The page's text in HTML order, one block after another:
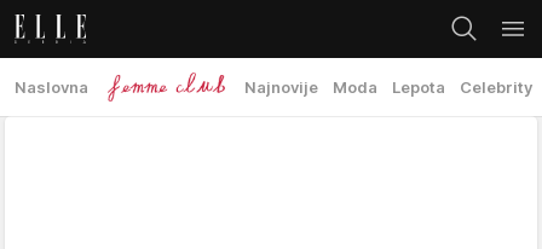
Naslovna Najnovije Moda Lepota Celebrity